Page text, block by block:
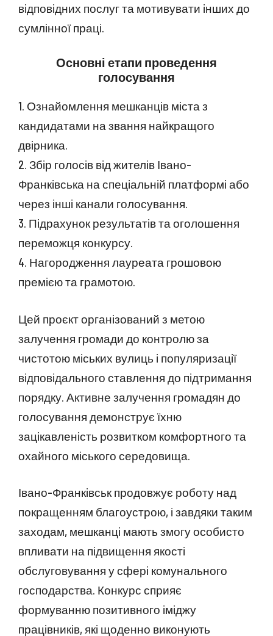
відповідних послуг та мотивувати інших до
сумлінної праці.
Основні етапи проведення
голосування
1. Ознайомлення мешканців міста з
кандидатами на звання найкращого
двірника.
2. Збір голосів від жителів Івано-
Франківська на спеціальній платформі або
через інші канали голосування.
3. Підрахунок результатів та оголошення
переможця конкурсу.
4. Нагородження лауреата грошовою
премією та грамотою.
Цей проєкт організований з метою
залучення громади до контролю за
чистотою міських вулиць і популяризації
відповідального ставлення до підтримання
порядку. Активне залучення громадян до
голосування демонструє їхню
зацікавленість розвитком комфортного та
охайного міського середовища.
Івано-Франківськ продовжує роботу над
покращенням благоустрою, і завдяки таким
заходам, мешканці мають змогу особисто
впливати на підвищення якості
обслуговування у сфері комунального
господарства. Конкурс сприяє
формуванню позитивного іміджу
працівників, які щоденно виконують